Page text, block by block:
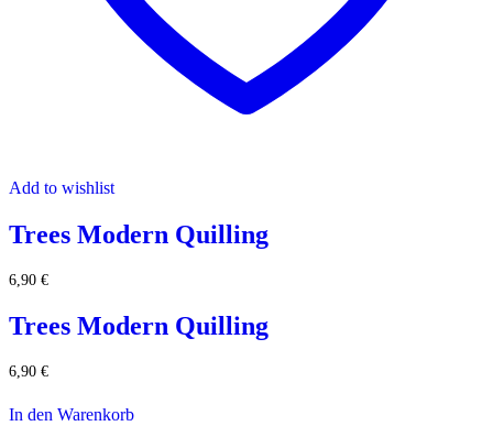
Add to wishlist
Trees Modern Quilling
6,90 €
Trees Modern Quilling
6,90 €
In den Warenkorb